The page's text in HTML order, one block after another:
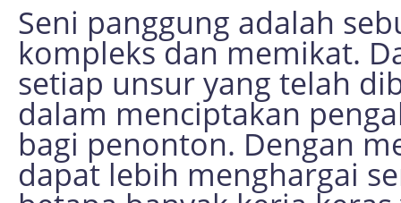
Seni panggung adalah
kompleks dan memikat.
setiap unsur yang telah
dalam menciptakan
bagi penonton. Dengan
dapat lebih menghargai